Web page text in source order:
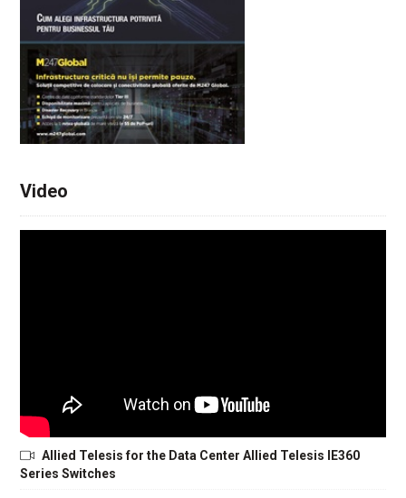
Video
Allied Telesis for the Data Center Allied Telesis IE360
Series Switches